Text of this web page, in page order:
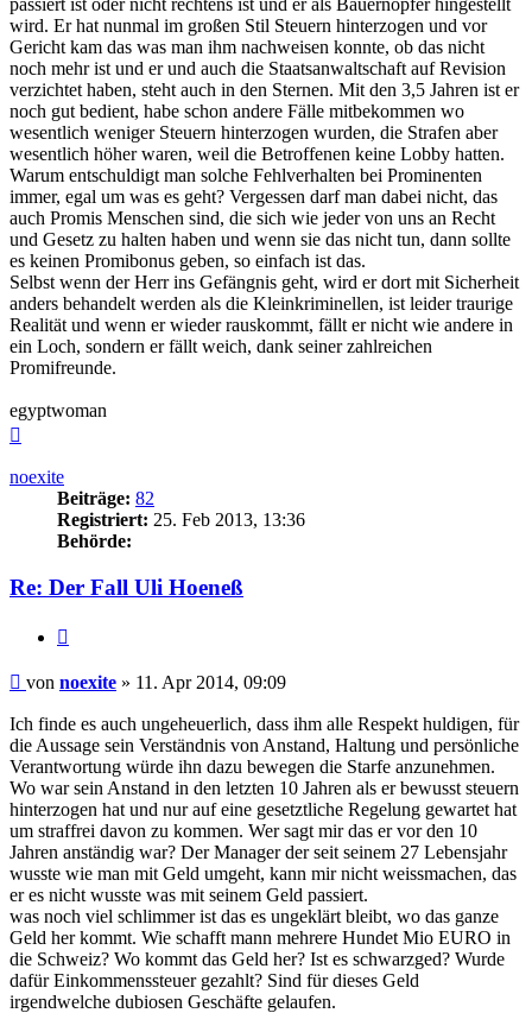
passiert ist oder nicht rechtens ist und er als Bauernopfer hingestellt
wird. Er hat nunmal im großen Stil Steuern hinterzogen und vor
Gericht kam das was man ihm nachweisen konnte, ob das nicht
noch mehr ist und er und auch die Staatsanwaltschaft auf Revision
verzichtet haben, steht auch in den Sternen. Mit den 3,5 Jahren ist er
noch gut bedient, habe schon andere Fälle mitbekommen wo
wesentlich weniger Steuern hinterzogen wurden, die Strafen aber
wesentlich höher waren, weil die Betroffenen keine Lobby hatten.
Warum entschuldigt man solche Fehlverhalten bei Prominenten
immer, egal um was es geht? Vergessen darf man dabei nicht, das
auch Promis Menschen sind, die sich wie jeder von uns an Recht
und Gesetz zu halten haben und wenn sie das nicht tun, dann sollte
es keinen Promibonus geben, so einfach ist das.
Selbst wenn der Herr ins Gefängnis geht, wird er dort mit Sicherheit
anders behandelt werden als die Kleinkriminellen, ist leider traurige
Realität und wenn er wieder rauskommt, fällt er nicht wie andere in
ein Loch, sondern er fällt weich, dank seiner zahlreichen
Promifreunde.
egyptwoman
noexite
Beiträge: 82
Registriert: 25. Feb 2013, 13:36
Behörde:
Re: Der Fall Uli Hoeneß
Beitrag
von noexite » 11. Apr 2014, 09:09
Ich finde es auch ungeheuerlich, dass ihm alle Respekt huldigen, für
die Aussage sein Verständnis von Anstand, Haltung und persönliche
Verantwortung würde ihn dazu bewegen die Starfe anzunehmen.
Wo war sein Anstand in den letzten 10 Jahren als er bewusst steuern
hinterzogen hat und nur auf eine gesetztliche Regelung gewartet hat
um straffrei davon zu kommen. Wer sagt mir das er vor den 10
Jahren anständig war? Der Manager der seit seinem 27 Lebensjahr
wusste wie man mit Geld umgeht, kann mir nicht weissmachen, das
er es nicht wusste was mit seinem Geld passiert.
was noch viel schlimmer ist das es ungeklärt bleibt, wo das ganze
Geld her kommt. Wie schafft mann mehrere Hundet Mio EURO in
die Schweiz? Wo kommt das Geld her? Ist es schwarzged? Wurde
dafür Einkommenssteuer gezahlt? Sind für dieses Geld
irgendwelche dubiosen Geschäfte gelaufen.